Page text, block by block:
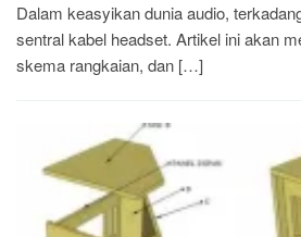
Dalam keasyikan dunia audio,
sentral kabel headset. Artikel ini akan
skema rangkaian, dan […]